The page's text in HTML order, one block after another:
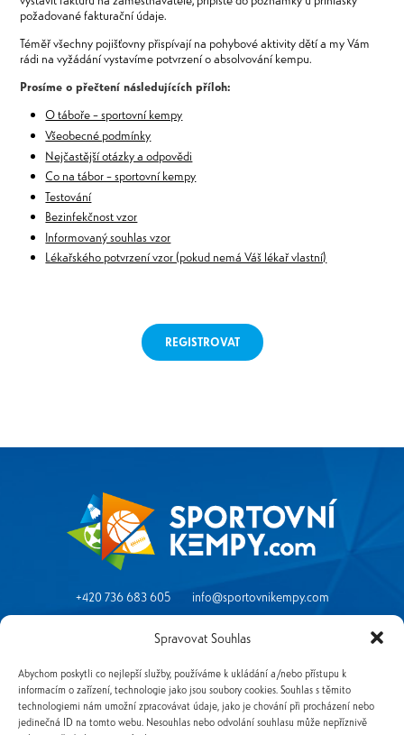
Spravovat Souhlas
Abychom poskytli co nejlepší služby, používáme k ukládání a/nebo přístupu k
informacím o zařízení, technologie jako jsou soubory cookies. Souhlas s těmito
technologiemi nám umožní zpracovávat údaje, jako je chování při procházení nebo
jedinečná ID na tomto webu. Nesouhlas nebo odvolání souhlasu může nepříznivě
požadované fakturační údaje.
Téměř všechny pojišťovny přispívají na pohybové aktivity dětí a my Vám
rádi na vyžádání vystavíme potvrzení o absolvování kempu.
Prosíme o přečtení následujících příloh:
O táboře – sportovní kempy
Všeobecné podmínky
Nejčastější otázky a odpovědi
Co na tábor – sportovní kempy
Testování
Bezinfekčnost vzor
Informovaný souhlas vzor
Lékařského potvrzení vzor (pokud nemá Váš lékař vlastní)
REGISTROVAT
+420 736 683 605 info@sportovnikempy.com
nakreslenograf-ik.cz
webdesignMarek Klusák